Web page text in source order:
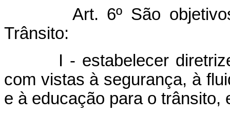
Art. 6º São objetivos
Trânsito:
I - estabelecer diretrizes
com vistas à segurança, à
e à educação para o trânsito,